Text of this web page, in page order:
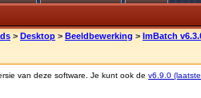
> Desktop > Beeldbewerking > ImBatch
van deze software. Je kunt ook de v6.9.0